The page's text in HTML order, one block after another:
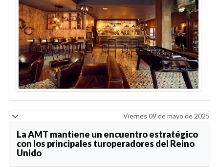
Viernes 09 de mayo de 2025
La AMT mantiene un encuentro estratégico
con los principales turoperadores del Reino
Unido